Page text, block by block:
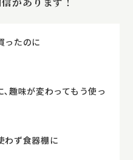
ったのに
趣味が変わってもう使っ
わず食器棚に